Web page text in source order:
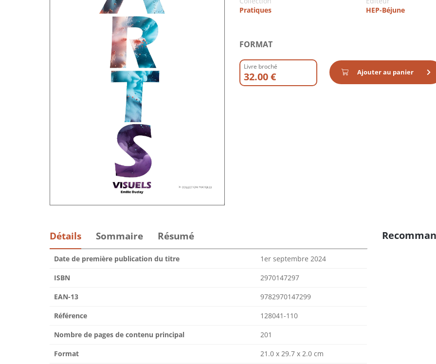
Pratiques
HEP-Béjune
FORMAT
Livre broché
32.00 € Ajouter au panier
Détails Sommaire Résumé
Date de première publication du titre 1er septembre 2024
ISBN 2970147297
EAN-13 9782970147299
Référence 128041-110
Nombre de pages de contenu principal 201
Format 21.0 x 29.7 x 2.0 cm